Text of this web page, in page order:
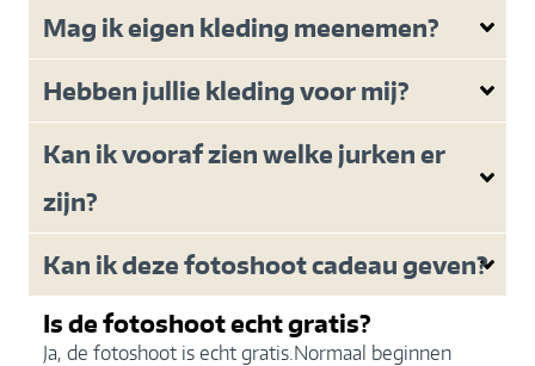
Mag ik eigen kleding meenemen?
Hebben jullie kleding voor mij?
Kan ik vooraf zien welke jurken er
zijn?
Kan ik deze fotoshoot cadeau geven?
Is de fotoshoot echt gratis?
Ja, de fotoshoot is echt gratis.Normaal beginnen